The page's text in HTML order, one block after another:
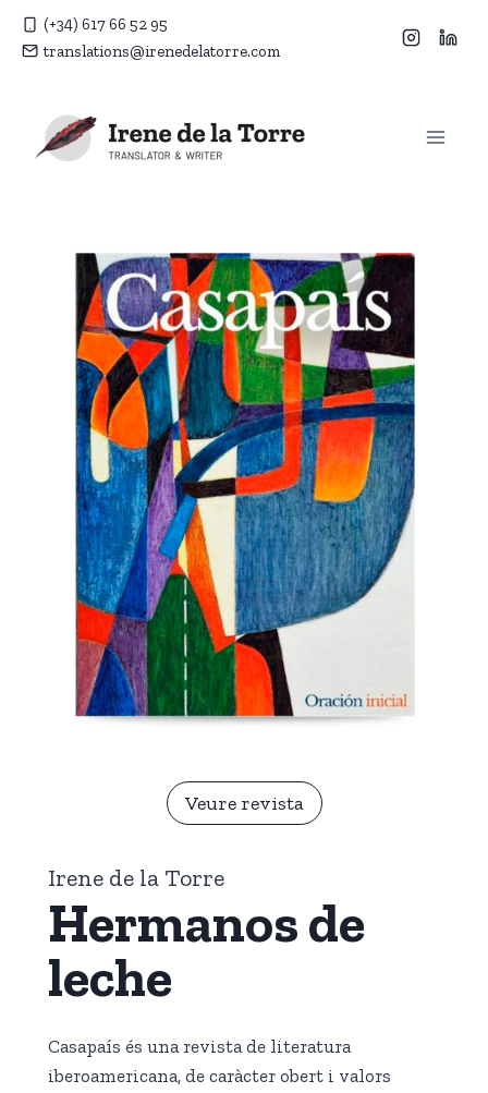
Vés
(+34) 617 66 52 95
translations@irenedelatorre.com
Veure revista
Irene de la Torre
Hermanos de
leche
Casapaís és una revista de literatura
iberoamericana, de caràcter obert i valors